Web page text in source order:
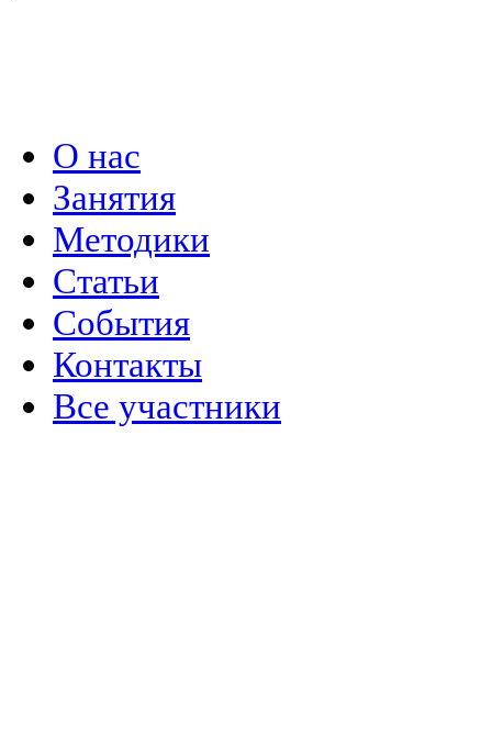
О нас
Занятия
Методики
Статьи
События
Контакты
Все участники